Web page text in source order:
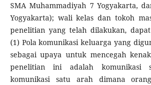
SMA Muhammadiyah 7 Yogyakarta,
Yogyakarta); wali kelas dan tokoh
penelitian yang telah dilakukan,
(1) Pola komunikasi keluarga yang
sebagai upaya untuk mencegah
penelitian ini adalah komunikasi
komunikasi satu arah dimana